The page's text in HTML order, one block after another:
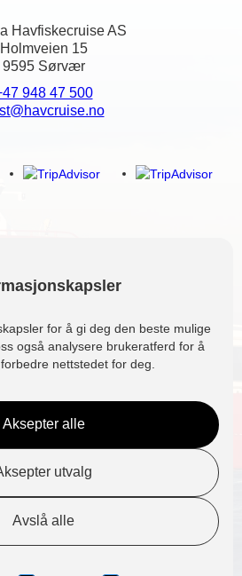
for å gi deg den beste mulige
også analysere brukeratferd for å
nettstedet for deg.
Aksepter alle
utvalg
Avslå alle
Havfiskecruise AS
Holmveien 15
9595 Sørvær
948 47 500
Finnmark
på Sørøya i Vest Finnmark
Rype, hare og gåsejakt i
særklasse på Sørøya i Vest
Overnatting
MS Havcruise
Elfrida båt